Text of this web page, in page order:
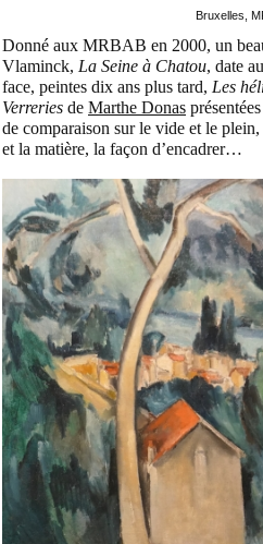
Bruxelles,
Donné aux MRBAB en 2000, un
Vlaminck, La Seine à Chatou, date
face, peintes dix ans plus tard, Les
Verreries de Marthe Donas
de comparaison sur le vide et le
et la matière, la façon d’encadrer…